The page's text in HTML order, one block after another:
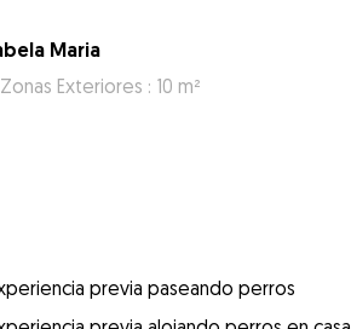
Maria
Exteriores : 10 m²
previa paseando perros